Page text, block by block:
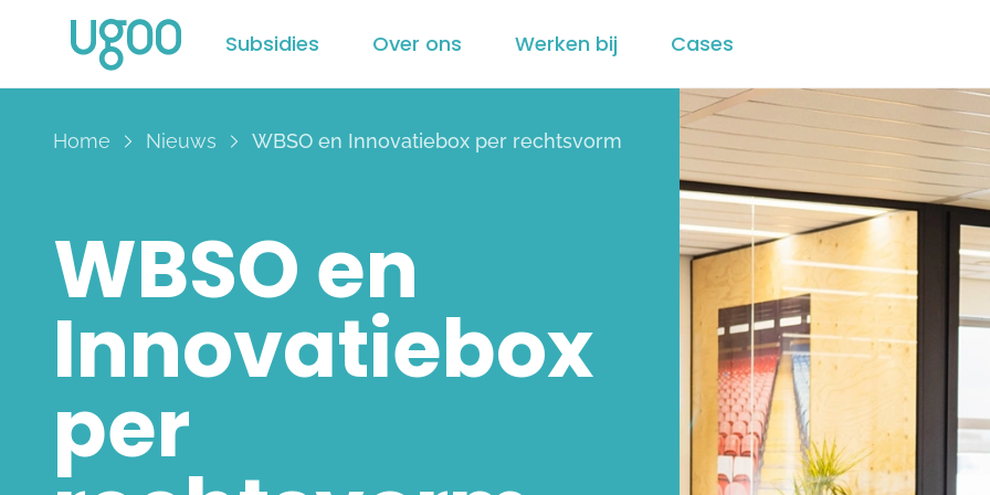
Subsidies Over ons Werken bij Cases
Home Nieuws WBSO en Innovatiebox per rechtsvorm
WBSO en
Innovatiebox
per